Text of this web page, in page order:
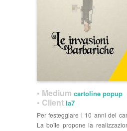
• Medium cartoline popup
• Client la7
Per festeggiare i 10 anni del
La boîte propone la